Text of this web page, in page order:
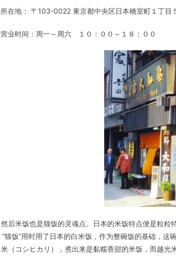
所在地： 〒103-0022 東京都中央区日本橋室町１丁目
营业时间：周一～周六 １０：００～１８：００
然后米饭也是猫饭的灵魂点。
日本的米饭特点便是粒粒
“猫饭”用时用了日本的白米饭，作为整碗饭的基础，
米（コシヒカリ），煮出来是黏糯香甜的米饭，而越